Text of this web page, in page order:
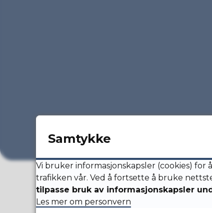
Dysjalandshallen
Samtykke
Vi bruker informasjonskapsler (cookies) for å
trafikken vår. Ved å fortsette å bruke
tilpasse bruk av informasjonskapsler
Les mer om personvern